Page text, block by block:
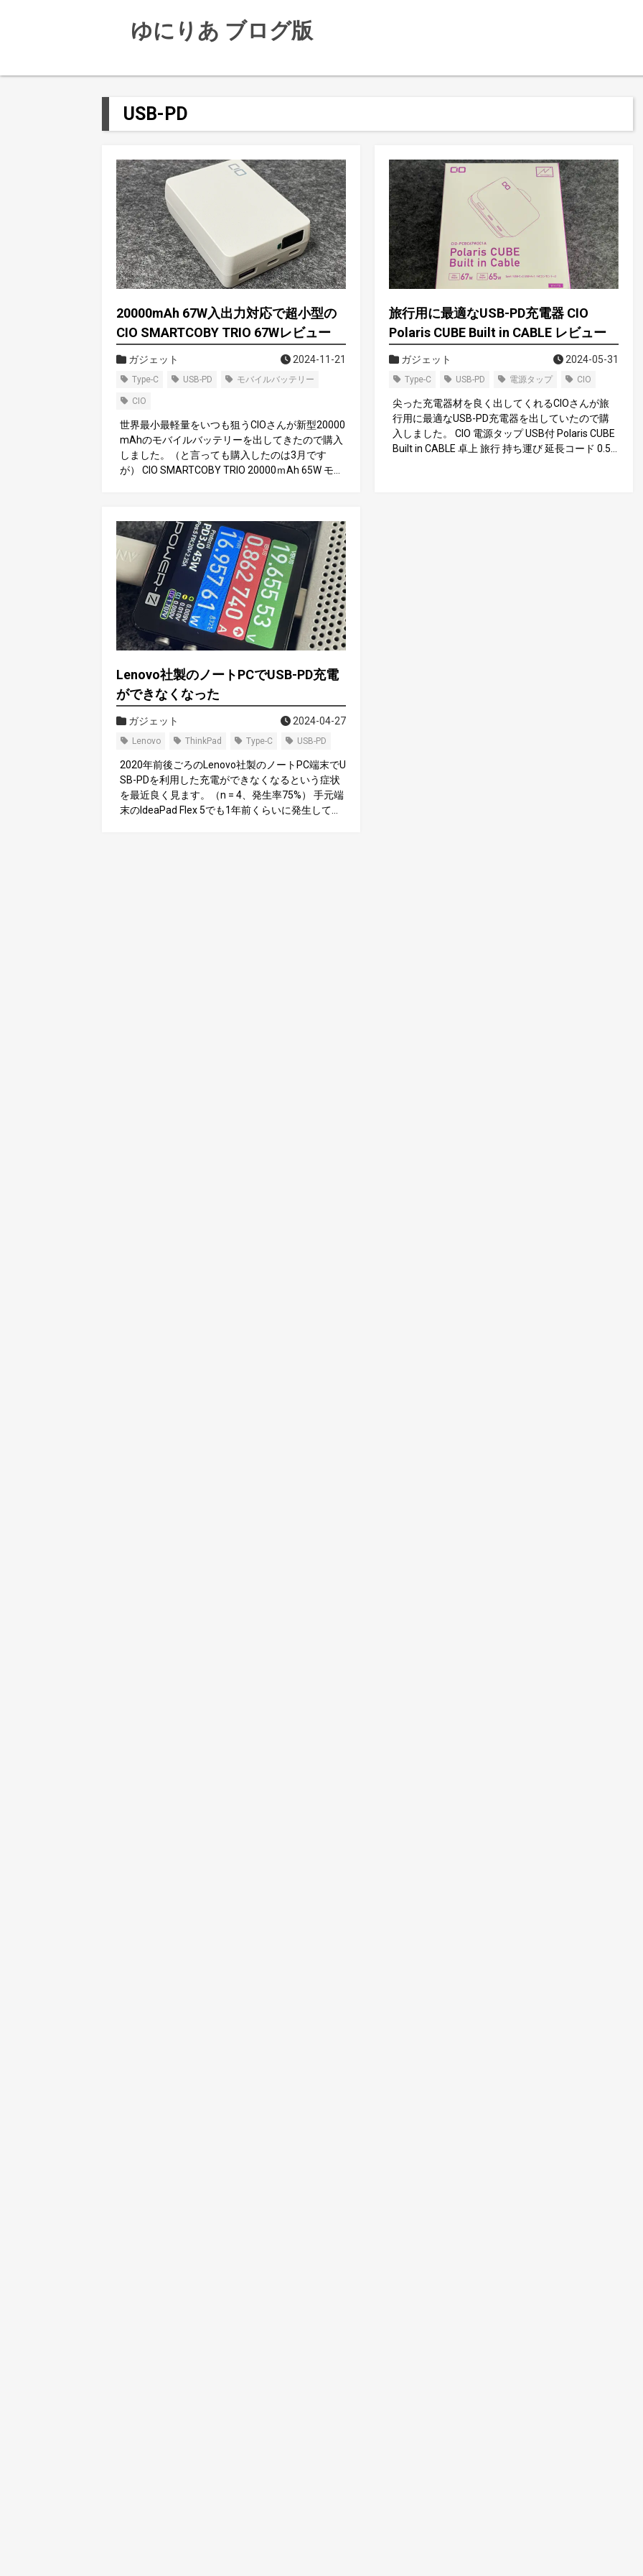
ゆにりあ ブログ版
USB-PD
20000mAh 67W入出力対応で超小型の
CIO SMARTCOBY TRIO 67Wレビュー
ガジェット 2024-11-21
Type-C USB-PD モバイルバッテリー
CIO
世界最小最軽量をいつも狙うCIOさんが新型20000
mAhのモバイルバッテリーを出してきたので購入
しました。（と言っても購入したのは3月です
が） CIO SMARTCOBY TRIO 20000ｍAh 65W モバ
on 嬉しいところ この製品の嬉しいところは20000
mAhで67W出力が可能でなおかつ超小型であるこ
とです。
旅行用に最適なUSB-PD充電器 CIO
Polaris CUBE Built in CABLE レビュー
ガジェット 2024-05-31
Type-C USB-PD 電源タップ CIO
尖った充電器材を良く出してくれるCIOさんが旅
行用に最適なUSB-PD充電器を出していたので購
入しました。 CIO 電源タップ USB付 Polaris CUBE
Built in CABLE 卓上 旅行 持ち運び 延長コード 0.5
Lenovo社製のノートPCでUSB-PD充電
ができなくなった
ガジェット 2024-04-27
Lenovo ThinkPad Type-C USB-PD
2020年前後ごろのLenovo社製のノートPC端末でU
SB-PDを利用した充電ができなくなるという症状
を最近良く見ます。（n = 4、発生率75%） 手元端
末のIdeaPad Flex 5でも1年前くらいに発生して困